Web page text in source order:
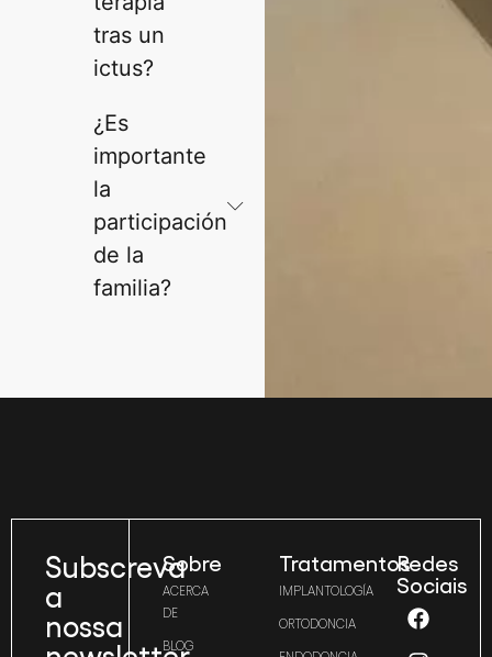
tras un
ictus?
¿Es
importante
la
participación
de la
familia?
Subscreva
a
nossa
Sobre
ACERCA
DE
BLOG
Tratamentos
IMPLANTOLOGÍA
ORTODONCIA
Redes
Sociais